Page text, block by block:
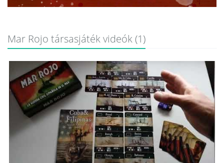
Mar Rojo társasjáték videók (1)